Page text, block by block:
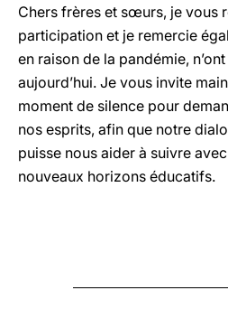
Chers frères et sœurs, je vous
participation et je remercie
en raison de la pandémie,
aujourd’hui. Je vous invite
moment de silence pour
nos esprits, afin que notre
puisse nous aider à suivre
nouveaux horizons éducatifs.